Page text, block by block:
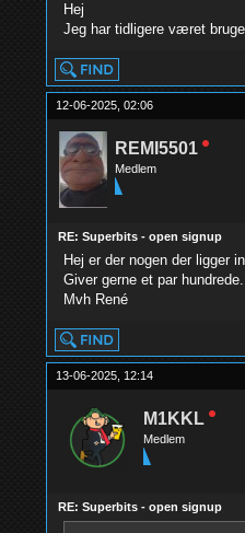
Hej
Jeg har tidligere været
12-06-2025, 02:06
REMI5501
Medlem
RE: Superbits - open signup
Hej er der nogen der ligger
Giver gerne et par hundrede.
Mvh René
13-06-2025, 12:14
M1KKL
Medlem
RE: Superbits - open signup